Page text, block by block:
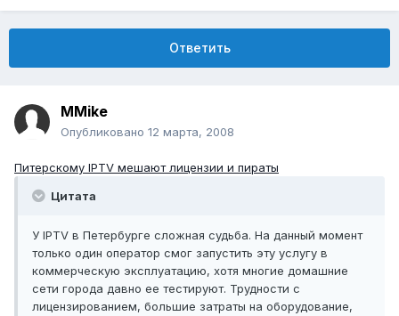
Ответить
MMike
Опубликовано 12 марта, 2008
Питерскому IPTV мешают лицензии и пираты
Цитата
У IPTV в Петербурге сложная судьба. На данный момент
только один оператор смог запустить эту услугу в
коммерческую эксплуатацию, хотя многие домашние
сети города давно ее тестируют. Трудности с
лицензированием, большие затраты на оборудование,